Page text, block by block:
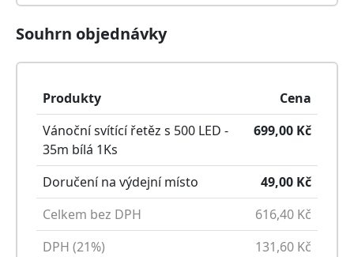
Souhrn objednávky
Produkty
Cena
Vánoční svítící řetěz s 500 LED -
35m bílá 1Ks
699,00 Kč
Doručení na výdejní místo 49,00 Kč
Celkem bez DPH
616,40 Kč
DPH (21%)
131,60 Kč